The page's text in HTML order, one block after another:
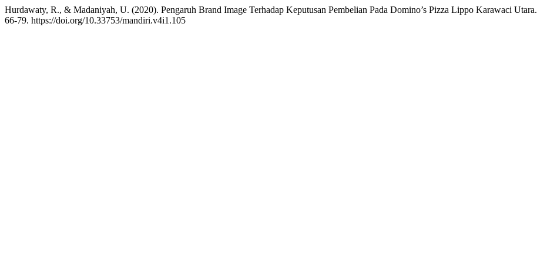
Hurdawaty, R., & Madaniyah, U. (2020). Pengaruh Brand Image Terhadap Keputusan Pembelian Pada Domino’s Pizza Lippo Karawaci Utara.
66-79. https://doi.org/10.33753/mandiri.v4i1.105